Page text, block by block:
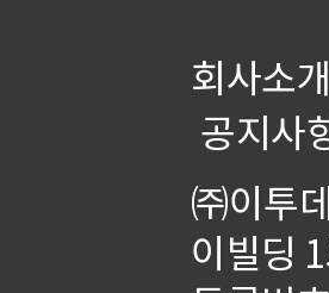
회사소개
공지사
㈜이투
이빌딩